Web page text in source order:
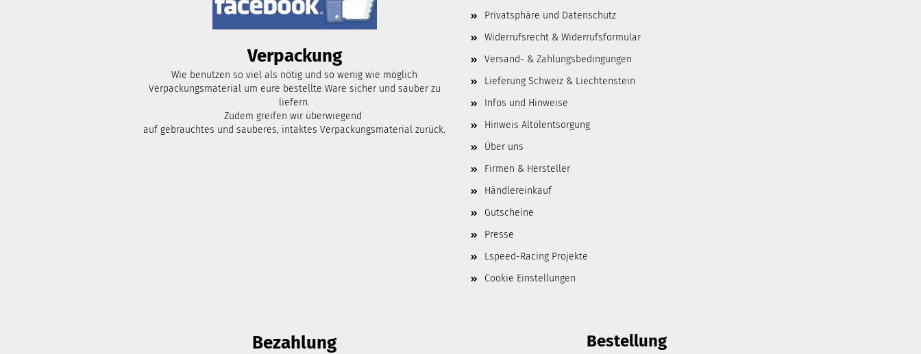
Verpackung
Wie benutzen so viel als nötig und so wenig wie möglich
Verpackungsmaterial um eure bestellte Ware sicher und sauber zu
liefern.
Zudem greifen wir überwiegend
auf gebrauchtes und sauberes, intaktes Verpackungsmaterial zurück.
Privatsphäre und Datenschutz
Widerrufsrecht & Widerrufsformular
Versand- & Zahlungsbedingungen
Lieferung Schweiz & Liechtenstein
Infos und Hinweise
Hinweis Altölentsorgung
Über uns
Firmen & Hersteller
Händlereinkauf
Gutscheine
Presse
Lspeed-Racing Projekte
Cookie Einstellungen
Bezahlung Bestellung